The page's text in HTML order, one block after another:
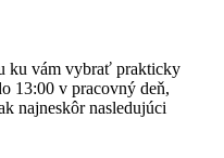
ku vám vybrať prakticky
13:00 v pracovný deň,
najneskôr nasledujúci